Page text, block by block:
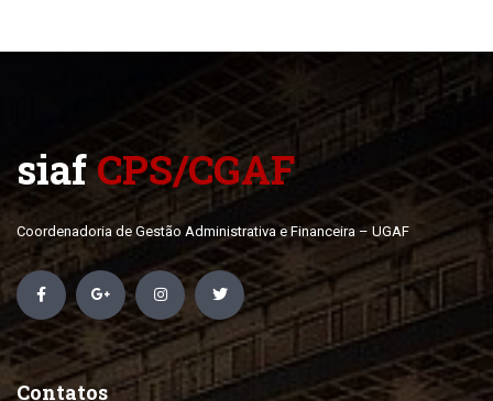
siafCPS/CGAF
Coordenadoria de Gestão Administrativa e Financeira – UGAF
Contatos